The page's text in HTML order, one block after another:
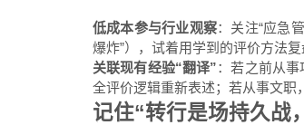
低成本参与行业观察：关注“应急
爆炸”），试着用学到的评价方法复
关联现有经验“翻译”：若之前从事
全评价逻辑重新表述；若从事文职
记住“转行是场持久战